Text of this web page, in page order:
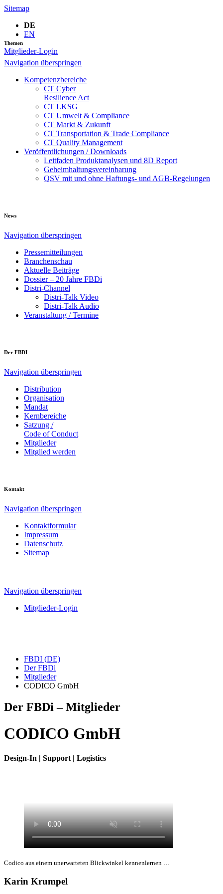
Sitemap
DE
EN
Mitglieder-Login
Themen
Navigation überspringen
Kompetenzbereiche
CT Cyber
Resilience Act
CT LKSG
CT Umwelt & Compliance
CT Markt & Zukunft
CT Transportation & Trade Compliance
CT Quality Management
Veröffentlichungen / Downloads
Leitfaden Produktanalysen und 8D Report
Geheimhaltungsverein­barung
QSV mit und ohne Haftungs- und AGB-Regelungen
News
Navigation überspringen
Pressemitteilungen
Branchenschau
Aktuelle Beiträge
Dossier – 20 Jahre FBDi
Distri-Channel
Distri-Talk Video
Distri-Talk Audio
Veranstaltung / Termine
Der FBDI
Navigation überspringen
Distribution
Organisation
Mandat
Kernbereiche
Satzung /
Code of Conduct
Mitglieder
Mitglied werden
Kontakt
Navigation überspringen
Kontaktformular
Impressum
Datenschutz
Sitemap
Navigation überspringen
Mitglieder-Login
FBDI (DE)
Der FBDi
Mitglieder
CODICO GmbH
Der FBDi – Mitglieder
CODICO GmbH
Design-In | Support | Logistics
Codico aus einem unerwarteten Blickwinkel kennenlernen …
Karin Krumpel